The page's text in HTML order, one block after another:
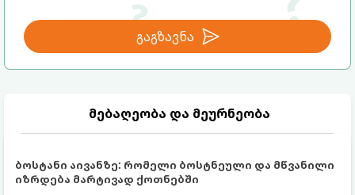
გაგზავნა
მებაღეობა და მეურნეობა
ბოსტანი აივანზე: რომელი ბოსტნეული და მწვანილი
იზრდება მარტივად ქოთნებში